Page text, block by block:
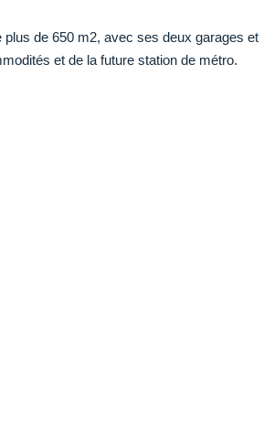
de 650 m2, avec ses deux garages et
et de la future station de métro.